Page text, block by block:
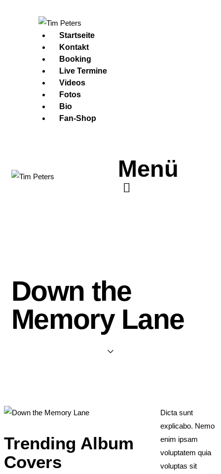
Startseite
Kontakt
Booking
Live Termine
Videos
Fotos
Bio
Fan-Shop
Menü
Down the
Memory Lane
Trending Album
Covers
Dicta sunt
explicabo. Nemo
enim ipsam
voluptatem quia
voluptas sit